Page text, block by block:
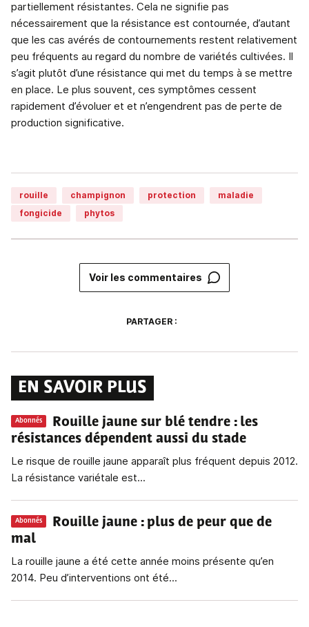
partiellement résistantes. Cela ne signifie pas
nécessairement que la résistance est contournée, d’autant
que les cas avérés de contournements restent relativement
peu fréquents au regard du nombre de variétés cultivées. Il
s’agit plutôt d’une résistance qui met du temps à se mettre
en place. Le plus souvent, ces symptômes cessent
rapidement d’évoluer et et n’engendrent pas de perte de
production significative.
rouille champignon protection
maladie
fongicide
phytos
Voir les commentaires
PARTAGER :
EN SAVOIR PLUS
Abonnés Rouille jaune sur blé tendre : les
résistances dépendent aussi du stade
Le risque de rouille jaune apparaît plus fréquent depuis 2012.
La résistance variétale est...
Abonnés Rouille jaune : plus de peur que de
mal
La rouille jaune a été cette année moins présente qu’en
2014. Peu d’interventions ont été...